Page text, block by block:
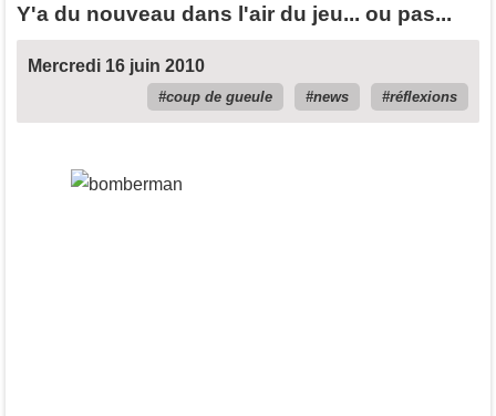
Y'a du nouveau dans l'air du jeu... ou pas...
Mercredi 16 juin 2010
coup de gueule news réflexions